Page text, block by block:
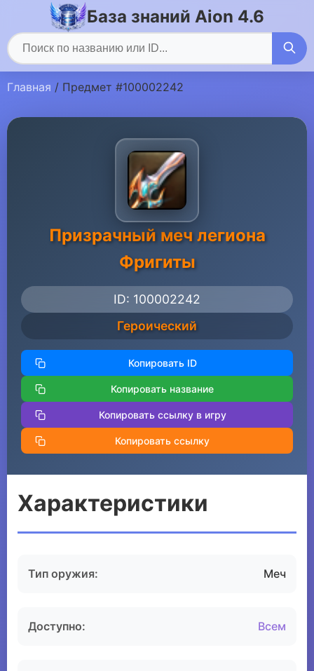
База знаний Aion 4.6
Главная / Предмет #100002242
Призрачный меч легиона
Фригиты
ID: 100002242
Героический
Копировать ID
Копировать название
Копировать ссылку в игру
Копировать ссылку
Характеристики
Тип оружия: Меч
Доступно: Всем